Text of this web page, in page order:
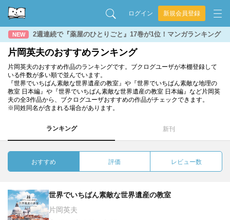
ログイン 新規会員登録
NEW 2週連続で『薬屋のひとりごと』17巻が1位！マンガランキング
片岡英夫のおすすめランキング
片岡英夫のおすすめ作品のランキングです。ブクログユーザが本棚登録して
いる件数が多い順で並んでいます。
『世界でいちばん素敵な世界遺産の教室』や『世界でいちばん素敵な地理の
教室 日本編』や『世界でいちばん素敵な世界遺産の教室 日本編』など片岡英
夫の全3作品から、ブクログユーザおすすめの作品がチェックできます。
※同姓同名が含まれる場合があります。
ランキング 新刊
おすすめ 評価 レビュー数
世界でいちばん素敵な世界遺産の教室
片岡英夫